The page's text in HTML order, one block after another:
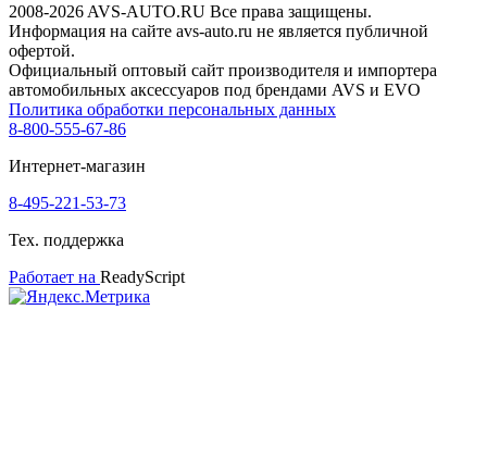
2008-2026 AVS-AUTO.RU Все права защищены.
Информация на сайте avs-auto.ru не является публичной
офертой.
Официальный оптовый сайт производителя и импортера
автомобильных аксессуаров под брендами AVS и EVO
Политика обработки персональных данных
8-800-555-67-86
Интернет-магазин
8-495-221-53-73
Тех. поддержка
Работает на ReadyScript